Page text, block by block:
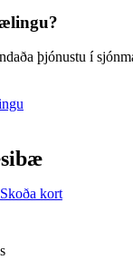
þjónustu í
Skoða kort